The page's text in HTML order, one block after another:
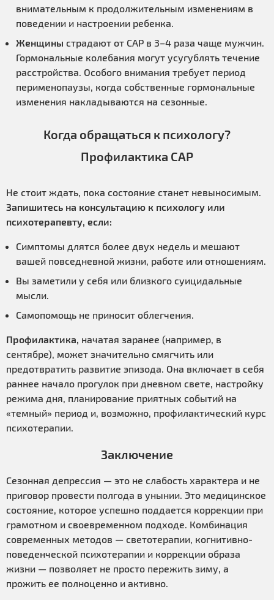
внимательным к продолжительным изменениям в
поведении и настроении ребенка.
Женщины страдают от САР в 3–4 раза чаще мужчин.
Гормональные колебания могут усугублять течение
расстройства. Особого внимания требует период
перименопаузы, когда собственные гормональные
изменения накладываются на сезонные.
Когда обращаться к психологу?
Профилактика САР
Не стоит ждать, пока состояние станет невыносимым.
Запишитесь на консультацию к психологу или
психотерапевту, если:
Симптомы длятся более двух недель и мешают
вашей повседневной жизни, работе или отношениям.
Вы заметили у себя или близкого суицидальные
мысли.
Самопомощь не приносит облегчения.
Профилактика, начатая заранее (например, в
сентябре), может значительно смягчить или
предотвратить развитие эпизода. Она включает в себя
раннее начало прогулок при дневном свете, настройку
режима дня, планирование приятных событий на
«темный» период и, возможно, профилактический курс
психотерапии.
Заключение
Сезонная депрессия — это не слабость характера и не
приговор провести полгода в унынии. Это медицинское
состояние, которое успешно поддается коррекции при
грамотном и своевременном подходе. Комбинация
современных методов — светотерапии, когнитивно-
поведенческой психотерапии и коррекции образа
жизни — позволяет не просто пережить зиму, а
прожить ее полноценно и активно.